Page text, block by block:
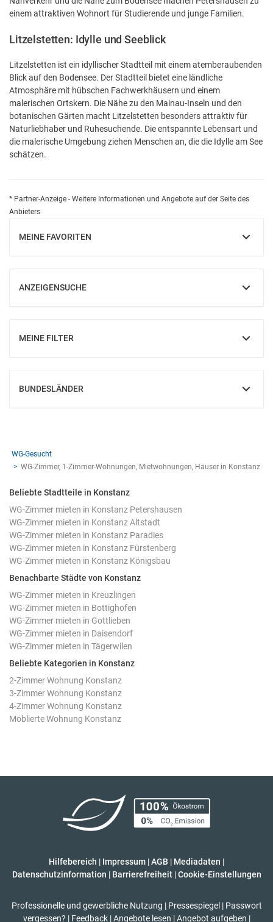
einem attraktiven Wohnort für Studierende und junge Familien.
Litzelstetten: Idylle und Seeblick
Litzelstetten ist ein idyllischer Stadtteil mit einem atemberaubenden
Blick auf den Bodensee. Der Stadtteil bietet eine ländliche
Atmosphäre mit hübschen Fachwerkhäusern und einem
malerischen Ortskern. Die Nähe zu den Mainau-Inseln und den
botanischen Gärten macht Litzelstetten besonders attraktiv für
Naturliebhaber und Ruhesuchende. Die entspannte Lebensart und
die malerische Umgebung ziehen Menschen an, die die Idylle am See
schätzen.
* Partner-Anzeige - Weitere Informationen und Angebote auf der Seite des
Anbieters
MEINE FAVORITEN
EINBLENDEN
ANZEIGENSUCHE
EINBLENDEN
MEINE FILTER
EINBLENDEN
BUNDESLÄNDER
EINBLENDEN
WG-Gesucht
WG-Zimmer, 1-Zimmer-Wohnungen, Mietwohnungen, Häuser in Konstanz
Beliebte Stadtteile in Konstanz
WG-Zimmer mieten in Konstanz Petershausen
WG-Zimmer mieten in Konstanz Altstadt
WG-Zimmer mieten in Konstanz Paradies
WG-Zimmer mieten in Konstanz Fürstenberg
WG-Zimmer mieten in Konstanz Königsbau
Benachbarte Städte von Konstanz
WG-Zimmer mieten in Kreuzlingen
WG-Zimmer mieten in Bottighofen
WG-Zimmer mieten in Gottlieben
WG-Zimmer mieten in Daisendorf
WG-Zimmer mieten in Tägerwilen
Beliebte Kategorien in Konstanz
2-Zimmer Wohnung Konstanz
3-Zimmer Wohnung Konstanz
4-Zimmer Wohnung Konstanz
Möblierte Wohnung Konstanz
Hilfebereich | Impressum |AGB | Mediadaten |
Datenschutzinformation | Barrierefreiheit | Cookie-Einstellungen
Professionelle und gewerbliche Nutzung | Pressespiegel | Passwort
vergessen? | Feedback | Angebote lesen | Angebot aufgeben |